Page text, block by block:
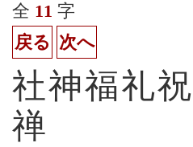
全 11 字
戻る 次へ
社神福礼祝
禅